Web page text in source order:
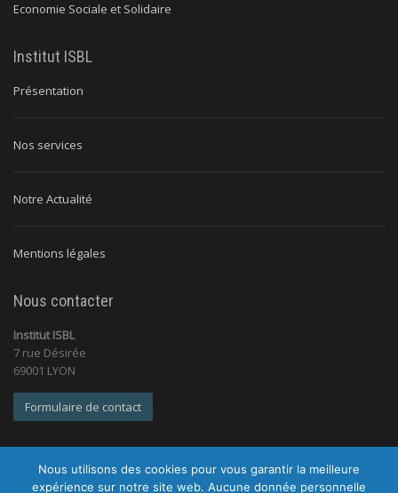
Economie Sociale et Solidaire
Institut ISBL
Présentation
Nos services
Notre Actualité
Mentions légales
Nous contacter
Institut ISBL
7 rue Désirée
69001 LYON
Formulaire de contact
Nous utilisons des cookies pour vous garantir la meilleure
expérience sur notre site web. Aucune donnée personnelle